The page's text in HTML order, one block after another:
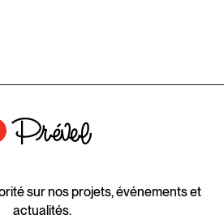
sur nos projets, événements et
actualités.